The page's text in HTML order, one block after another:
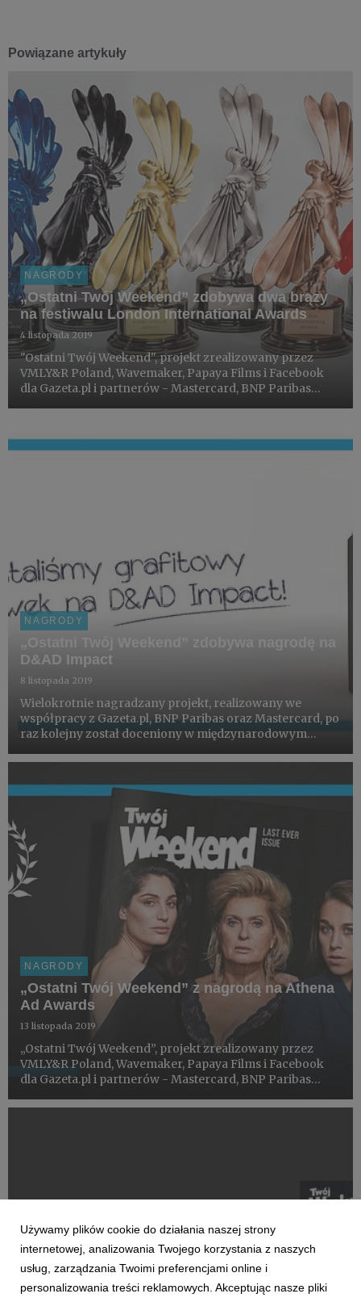
Powiązane artykuły
NAGRODY
„Ostatni Twój Weekend” zdobywa dwa brązy
na festiwalu London International Awards
4 listopada 2019
"Ostatni Twój Weekend", projekt zrealizowany przez
VMLY&R Poland, Wavemaker, Papaya Films i Facebook
dla Gazeta.pl i partnerów - Mastercard, BNP Paribas
NAGRODY
„Ostatni Twój Weekend” zdobywa nagrodę na
D&AD Impact
8 listopada 2019
Wielokrotnie nagradzany projekt, realizowany we
współpracy z Gazeta.pl, BNP Paribas oraz Mastercard, po
raz kolejny został doceniony w międzynarodowym
D&AD Impact w kategorii Campaign / Equality and
NAGRODY
„Ostatni Twój Weekend” z nagrodą na Athena
Ad Awards
13 listopada 2019
„Ostatni Twój Weekend”, projekt zrealizowany przez
VMLY&R Poland, Wavemaker, Papaya Films i Facebook
dla Gazeta.pl i partnerów - Mastercard, BNP Paribas
otrzymał nagrodę w kategorii Print w
Używamy plików cookie do działania naszej strony
internetowej, analizowania Twojego korzystania z naszych
usług, zarządzania Twoimi preferencjami online i
personalizowania treści reklamowych. Akceptując nasze pliki